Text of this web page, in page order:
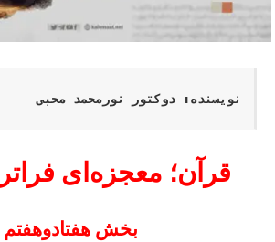
نویسنده: دوکتور نورمحمد محبی
قرآن؛ معجزه‌ای
بخش هفتادوهفتم